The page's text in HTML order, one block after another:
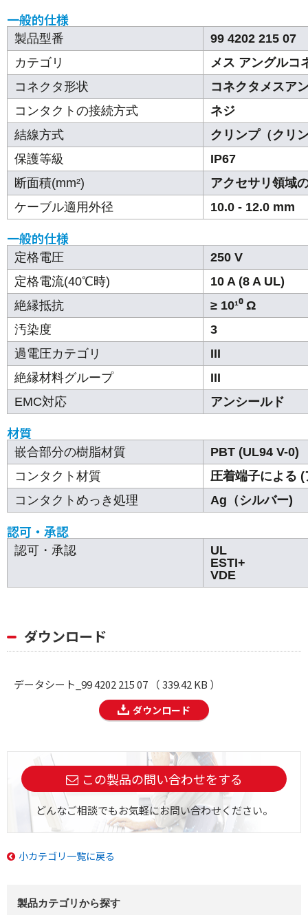
一般的仕様
製品型番
99 4202 215 07
カテゴリ
メス アングルコ
コネクタ形状
コネクタメスア
コンタクトの接続方式
ネジ
結線方式
クリンプ（クリ
保護等級
IP67
断面積(mm²)
アクセサリ領域
ケーブル適用外径
10.0 - 12.0 mm
一般的仕様
定格電圧
250 V
定格電流(40℃時)
10 A (8 A UL)
絶縁抵抗
≥ 10¹⁰ Ω
汚染度
3
過電圧カテゴリ
III
絶縁材料グループ
III
EMC対応
アンシールド
材質
嵌合部分の樹脂材質
PBT (UL94 V-0)
コンタクト材質
圧着端子による
コンタクトめっき処理
Ag（シルバー)
認可・承認
認可・承認
UL
ESTI+
VDE
ダウンロード
データシート_99 4202 215 07 （ 339.42 KB ）
ダウンロード
この製品の問い合わせをする
どんなご相談でもお気軽にお問い合わせください。
小カテゴリ一覧に戻る
製品カテゴリから探す